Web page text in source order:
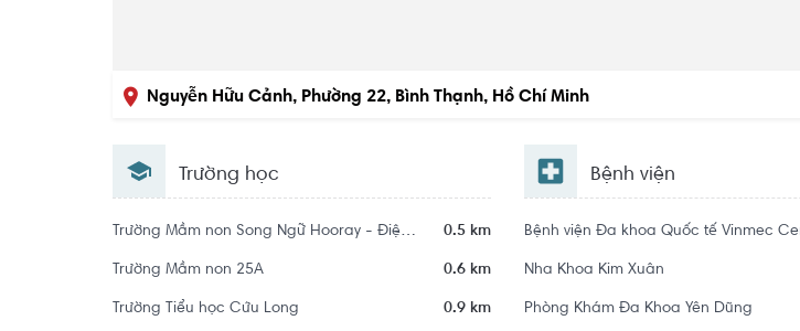
Nguyễn Hữu Cảnh, Phường 22, Bình Thạnh, Hồ Chí Minh
Trường học
Trường Mầm non Song Ngữ Hooray - Điện Biên Phủ 0.5 km
Trường Mầm non 25A 0.6 km
Trường Tiểu học Cửu Long 0.9 km
Bệnh viện
Nha Khoa Kim Xuân
Phòng Khám Đa Khoa Yên Dũng